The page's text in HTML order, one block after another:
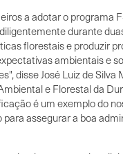
a adotar o programa
durante
florestais e produzir
ambientais e
disse José Luiz de Silva
e Florestal da
é um exemplo do
assegurar a boa